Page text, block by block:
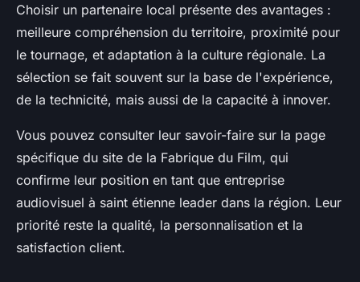
Choisir un partenaire local présente des avantages :
meilleure compréhension du territoire, proximité pour
le tournage, et adaptation à la culture régionale. La
sélection se fait souvent sur la base de l'expérience,
de la technicité, mais aussi de la capacité à innover.
Vous pouvez consulter leur savoir-faire sur la page
spécifique du site de la Fabrique du Film, qui
confirme leur position en tant que entreprise
audiovisuel à saint étienne leader dans la région. Leur
priorité reste la qualité, la personnalisation et la
satisfaction client.